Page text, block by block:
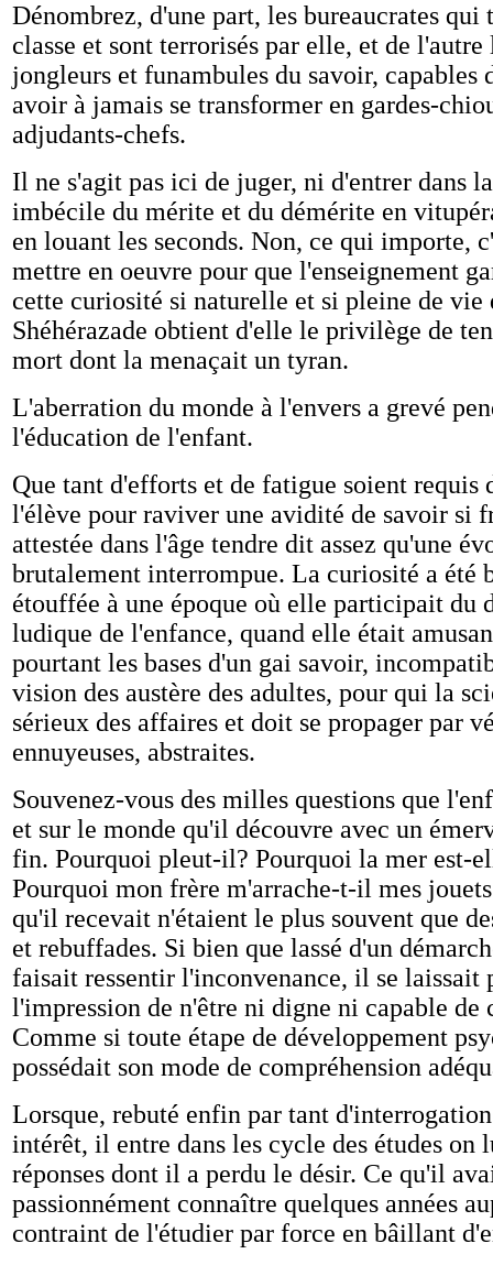
Dénombrez, d'une part, les bureaucrates qui
classe et sont terrorisés par elle, et de l'autre
jongleurs et funambules du savoir, capables
avoir à jamais se transformer en gardes-
adjudants-chefs.
Il ne s'agit pas ici de juger, ni d'entrer dans
imbécile du mérite et du démérite en
en louant les seconds. Non, ce qui importe,
mettre en oeuvre pour que l'enseignement
cette curiosité si naturelle et si pleine de vie
Shéhérazade obtient d'elle le privilège de
mort dont la menaçait un tyran.
L'aberration du monde à l'envers a grevé
l'éducation de l'enfant.
Que tant d'efforts et de fatigue soient requis
l'élève pour raviver une avidité de savoir si
attestée dans l'âge tendre dit assez qu'une
brutalement interrompue. La curiosité a été
étouffée à une époque où elle participait du
ludique de l'enfance, quand elle était
pourtant les bases d'un gai savoir,
vision des austère des adultes, pour qui la
sérieux des affaires et doit se propager par
ennuyeuses, abstraites.
Souvenez-vous des milles questions que
et sur le monde qu'il découvre avec un
fin. Pourquoi pleut-il? Pourquoi la mer est-
Pourquoi mon frère m'arrache-t-il mes
qu'il recevait n'étaient le plus souvent que
et rebuffades. Si bien que lassé d'un
faisait ressentir l'inconvenance, il se laissait
l'impression de n'être ni digne ni capable de
Comme si toute étape de développement
possédait son mode de compréhension
Lorsque, rebuté enfin par tant
intérêt, il entre dans les cycle des études on
réponses dont il a perdu le désir. Ce qu'il
passionnément connaître quelques années
contraint de l'étudier par force en bâillant